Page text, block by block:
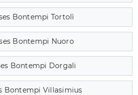
Bontempi Tortolì
Bontempi Nuoro
Bontempi Dorgali
Bontempi Villasimius